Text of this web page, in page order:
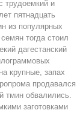
трудоемкий и
пятнадцать
из популярных
тогда стоил
дагестанский
крупные, запах
продавался
тмин обвалились.
заготовками